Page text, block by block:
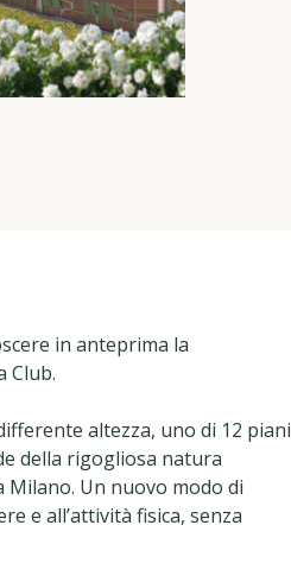
in anteprima la
Club.
altezza, uno di 12 piani
della rigogliosa natura
Milano. Un nuovo modo di
e all’attività fisica, senza